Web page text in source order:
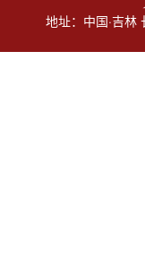
地址：中国·吉林